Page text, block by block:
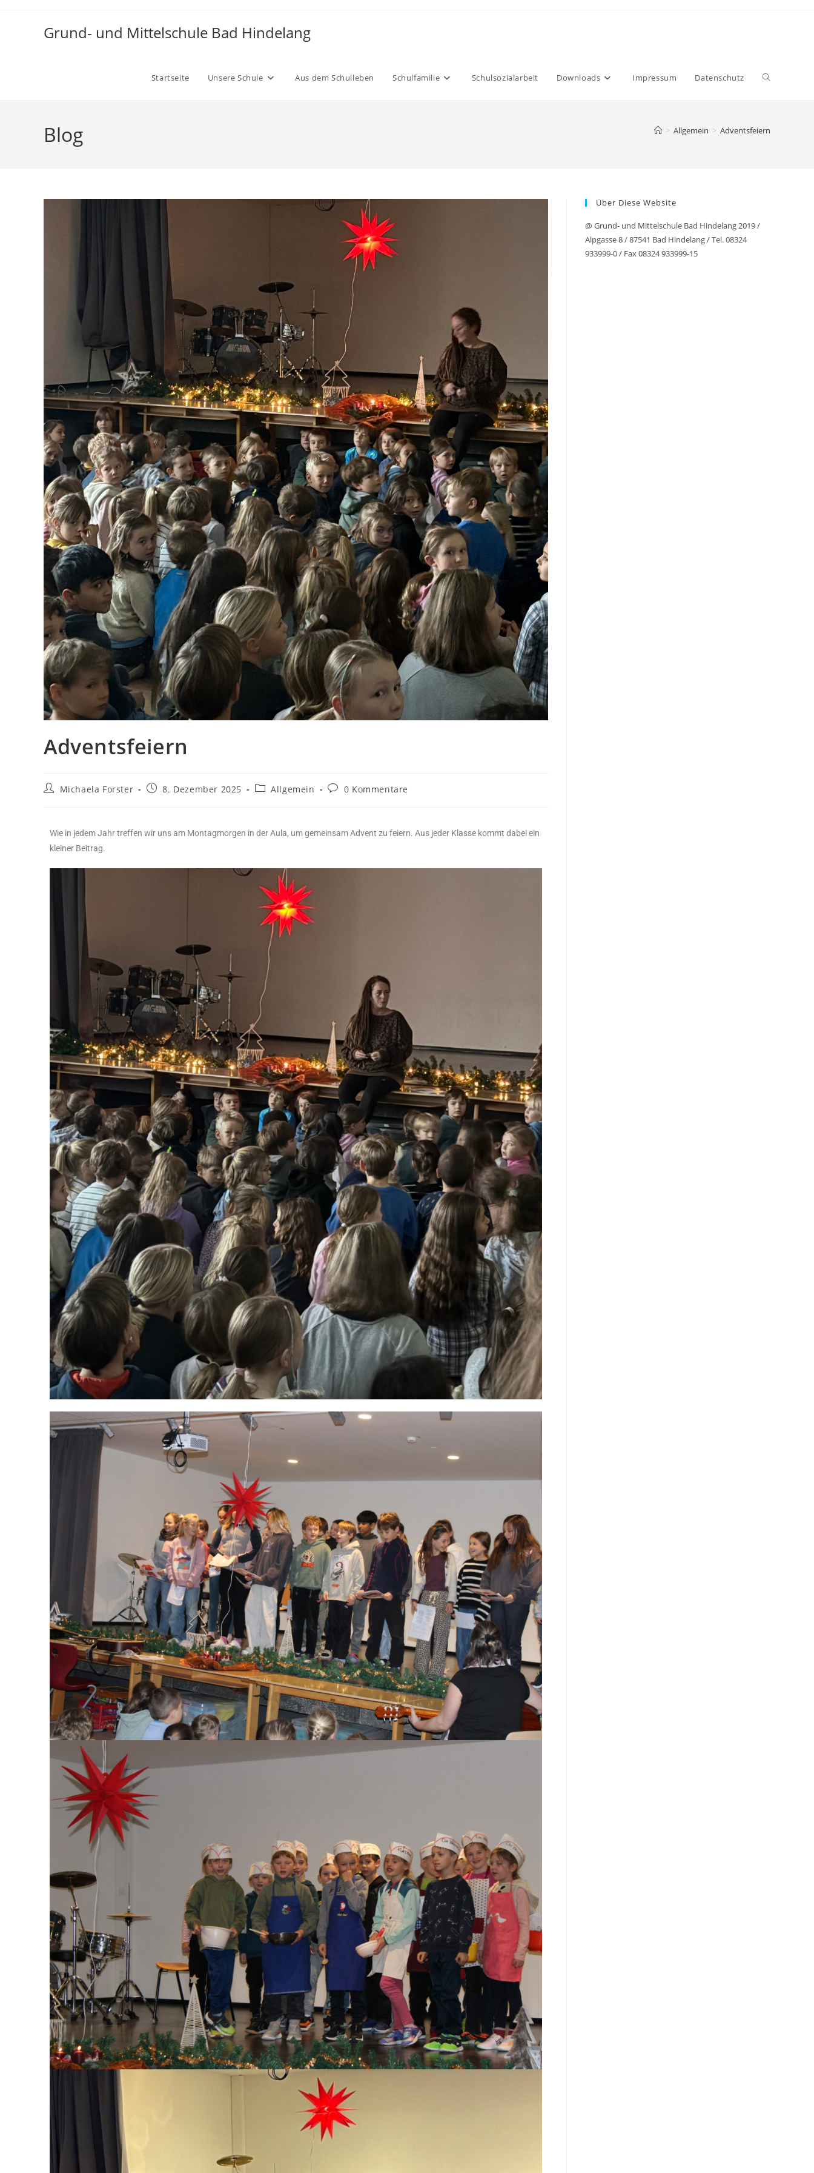
Grund- und Mittelschule Bad Hindelang
Startseite Unsere Schule Aus dem Schulleben Schulfamilie Schulsozialarbeit Downloads Impressum Datenschutz
Blog > Allgemein > Adventsfeiern
Adventsfeiern
Michaela Forster 8. Dezember 2025 Allgemein 0 Kommentare
Wie in jedem Jahr treffen wir uns am Montagmorgen in der Aula, um gemeinsam Advent zu feiern. Aus jeder Klasse kommt dabei ein
kleiner Beitrag.
Über Diese Website
@ Grund- und Mittelschule Bad Hindelang 2019 /
Alpgasse 8 / 87541 Bad Hindelang / Tel. 08324
933999-0 / Fax 08324 933999-15